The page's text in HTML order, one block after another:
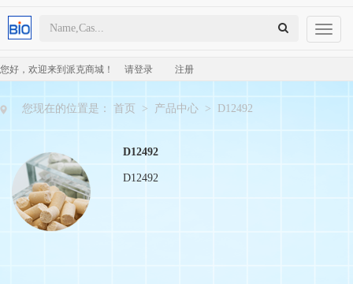
您好，欢迎来到派克商城！ 请登录 注册
Toggle
您现在的位置是： 首页 > 产品中心 > D12492
D12492
D12492